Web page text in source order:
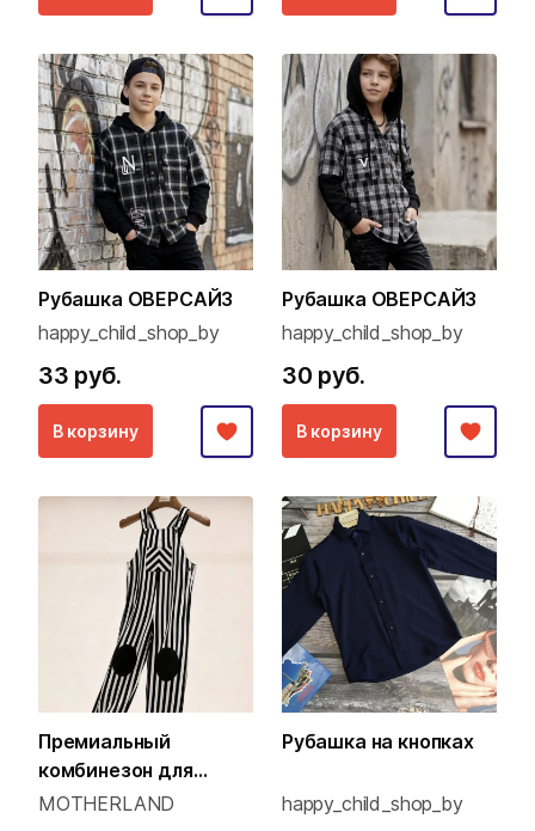
Рубашка ОВЕРСАЙЗ
happy_child_shop_by
33 руб.
В корзину
Рубашка ОВЕРСАЙЗ
happy_child_shop_by
30 руб.
В корзину
Премиальный
комбинезон для
малышей (Family Look
MOTHERLAND
Рубашка на кнопках
happy_child_shop_by